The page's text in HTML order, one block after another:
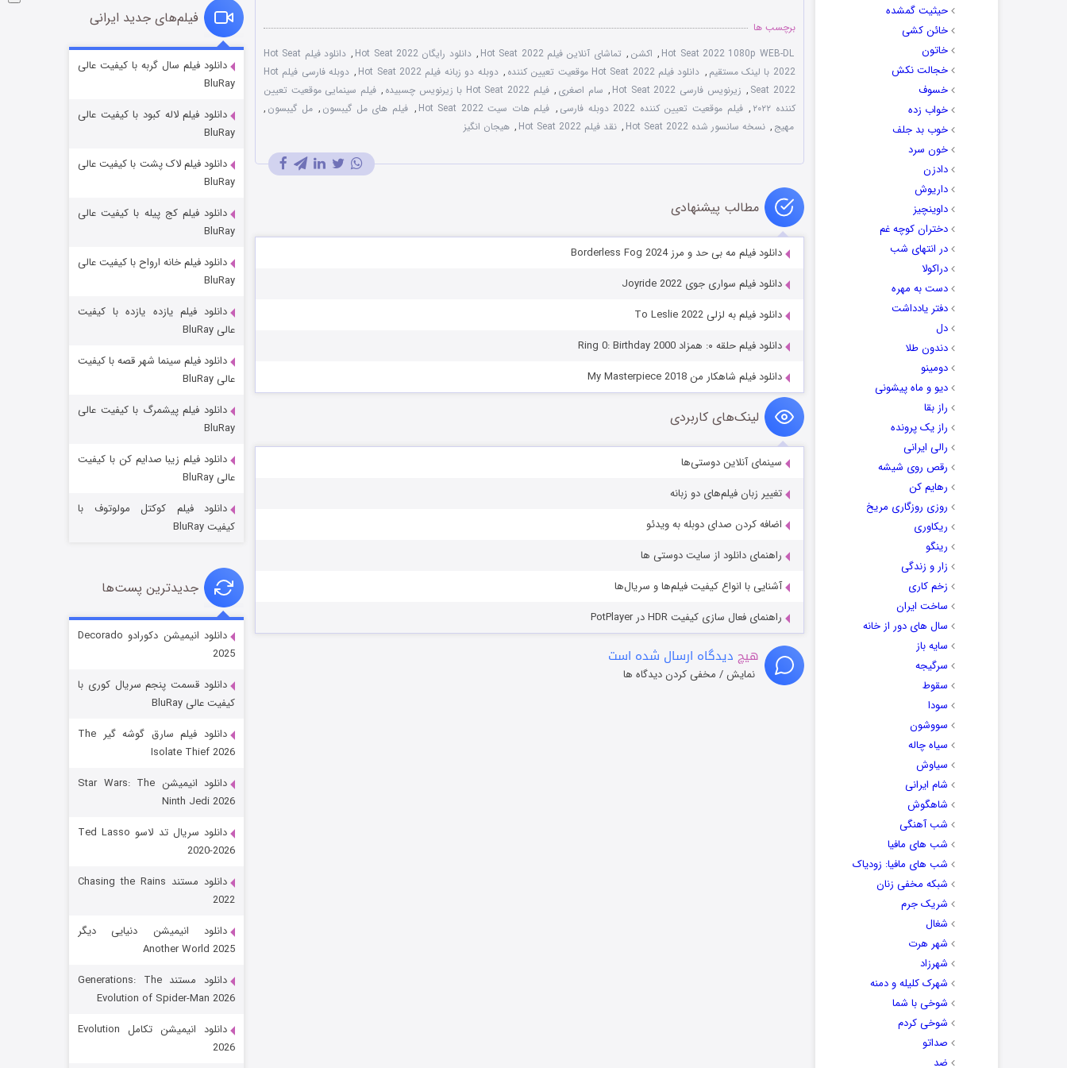
حیثیت گمشده
خائن کشی
خاتون
خجالت نکش
خسوف
خواب زده
خوب بد جلف
خون سرد
دادزن
داریوش
داوینچیز
دختران کوچه غم
در انتهای شب
دراکولا
دست به مهره
دفتر یادداشت
دل
دندون طلا
دومینو
دیو و ماه پیشونی
راز بقا
راز یک پرونده
رالی ایرانی
رقص روی شیشه
رهایم کن
روزی روزگاری مریخ
ریکاوری
رینگو
زار و زندگی
زخم کاری
ساخت ایران
سال های دور از خانه
سایه باز
سرگیجه
سقوط
سودا
سووشون
سیاه چاله
سیاوش
شام ایرانی
شاهگوش
شب آهنگی
شب های مافیا
شب های مافیا: زودیاک
شبکه مخفی زنان
شریک جرم
شغال
شهر هرت
شهرزاد
شهرک کلیله و دمنه
شوخی با شما
شوخی کردم
صداتو
ضد
برچسب ها
Hot Seat 2022 1080p WEB-DL
, اکشن , تماشای آنلاین فیلم Hot Seat 2022 , دانلود رایگان Hot Seat 2022 ,
دانلود فیلم Hot Seat
2022 با لینک مستقیم
, دانلود فیلم Hot Seat 2022 موقعیت تعیین کننده , دوبله دو زبانه فیلم Hot Seat 2022 ,
دوبله فارسی فیلم Hot
Seat 2022
, زیرنویس فارسی Hot Seat 2022 , سام اصغری , فیلم Hot Seat 2022 با زیرنویس چسبیده , فیلم سینمایی موقعیت تعیین
کننده ۲۰۲۲
, فیلم موقعیت تعیین کننده 2022 دوبله فارسی , فیلم هات سیت Hot Seat 2022 , فیلم های مل گیبسون , مل گیبسون ,
مهیج , نسخه سانسور شده Hot Seat 2022 , نقد فیلم Hot Seat 2022 , هیجان انگیز
مطالب پیشنهادی
دانلود فیلم مه بی حد و مرز Borderless Fog 2024
دانلود فیلم سواری جوی Joyride 2022
دانلود فیلم به لزلی To Leslie 2022
دانلود فیلم حلقه ۰: همزاد Ring 0: Birthday 2000
دانلود فیلم شاهکار من My Masterpiece 2018
لینک‌های کاربردی
سینمای آنلاین دوستی‌ها
تغییر زبان فیلم‌های دو زبانه
اضافه کردن صدای دوبله به ویدئو
راهنمای دانلود از سایت دوستی ها
آشنایی با انواع کیفیت فیلم‌ها و سریال‌ها
راهنمای فعال سازی کیفیت HDR در PotPlayer
هیچ دیدگاه ارسال شده است
نمایش / مخفی کردن دیدگاه ها
شوگر فصل ۲
قسمت
خاندان اژدها فصل ۳
جادوگری در مغولستان
قسمت ۶ (زیرنویس)
رویایی برای تو
قسمت
فیلم‌های جدید ایرانی
دانلود فیلم سال گربه با کیفیت عالی
BluRay
دانلود فیلم لاله کبود با کیفیت عالی
BluRay
دانلود فیلم لاک پشت با کیفیت عالی
BluRay
دانلود فیلم کج‌ پیله با کیفیت عالی
BluRay
دانلود فیلم خانه ارواح با کیفیت عالی
BluRay
دانلود فیلم یازده یازده با کیفیت
عالی BluRay
دانلود فیلم سینما شهر قصه با کیفیت
عالی BluRay
دانلود فیلم پیشمرگ با کیفیت عالی
BluRay
دانلود فیلم زیبا صدایم کن با کیفیت
عالی BluRay
دانلود فیلم کوکتل مولوتوف با
کیفیت BluRay
جدیدترین پست‌ها
دانلود انیمیشن دکورادو Decorado
2025
دانلود قسمت پنجم سریال کوری با
کیفیت عالی BluRay
دانلود فیلم سارق گوشه گیر The
Isolate Thief 2026
دانلود انیمیشن Star Wars: The
Ninth Jedi 2026
دانلود سریال تد لاسو Ted Lasso
2020-2026
دانلود مستند Chasing the Rains
2022
دانلود انیمیشن دنیایی دیگر
Another World 2025
دانلود مستند Generations: The
Evolution of Spider-Man 2026
دانلود انیمیشن تکامل Evolution
2026